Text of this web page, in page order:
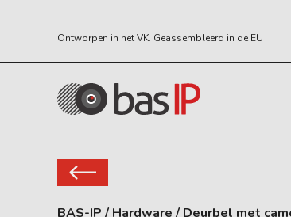
Ontworpen in het VK. Geassembleerd in de EU
BAS-IP / Hardware / Deurbel met